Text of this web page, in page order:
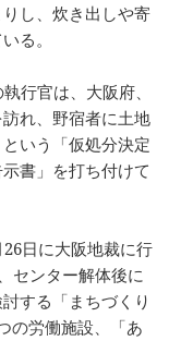
し、炊き出しや寄
る。
行官は、大阪府、
れ、野宿者に土地
いう「仮処分決定
書」を打ち付けて
日に大阪地裁に行
センター解体後に
する「まちづくり
の労働施設、「あ